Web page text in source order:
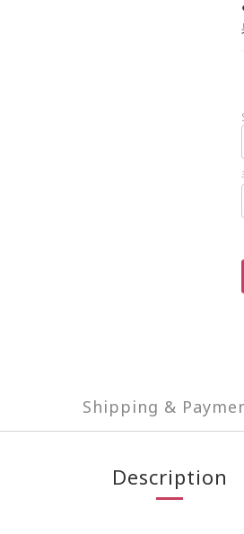
Shipping &
Description